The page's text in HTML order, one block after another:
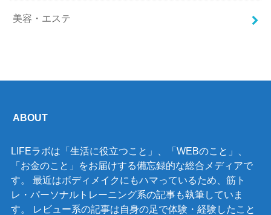
美容・エステ
ABOUT
LIFEラボは「生活に役立つこと」、「WEBのこと」、
「お金のこと」をお届けする備忘録的な総合メディアで
す。 最近はボディメイクにもハマっているため、筋ト
レ・パーソナルトレーニング系の記事も執筆していま
す。 レビュー系の記事は自身の足で体験・経験したこと